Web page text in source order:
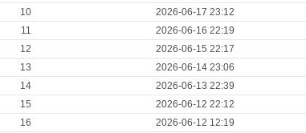
10
2026-06-17 23:12
11
2026-06-16 22:19
12
2026-06-15 22:17
13
2026-06-14 23:06
14
2026-06-13 22:39
15
2026-06-12 22:12
16
2026-06-12 12:19